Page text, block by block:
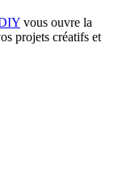
vous ouvre la
projets créatifs et